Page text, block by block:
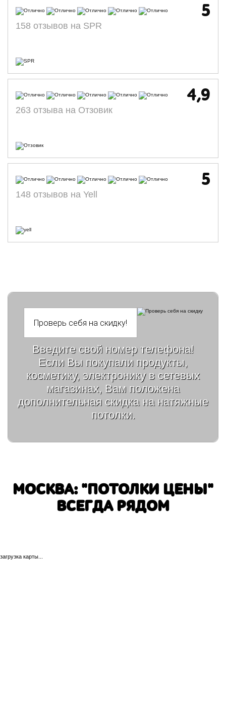
5
158 отзывов на SPR
4,9
263 отзыва на Отзовик
5
148 отзывов на Yell
Введите свой номер телефона!
Если Вы покупали продукты,
косметику, электронику в сетевых
магазинах, Вам положена
дополнительная скидка на натяжные
потолки.
МОСКВА: "ПОТОЛКИ ЦЕНЫ"
ВСЕГДА РЯДОМ
загрузка карты...